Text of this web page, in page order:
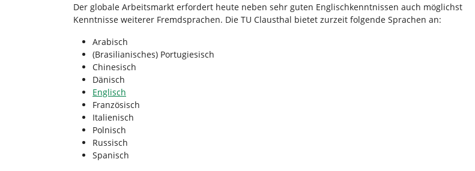
i
e
Der globale Arbeitsmarkt erfordert heute neben sehr guten Englischkenntnissen auch möglichst
Kenntnisse weiterer Fremdsprachen. Die TU Clausthal bietet zurzeit folgende Sprachen an:
Arabisch
(Brasilianisches) Portugiesisch
Chinesisch
Dänisch
Englisch
Französisch
Italienisch
Polnisch
Russisch
Spanisch